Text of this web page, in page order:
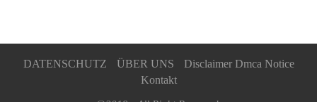
DATENSCHUTZ ÜBER UNS
Disclaimer Dmca Notice
Kontakt